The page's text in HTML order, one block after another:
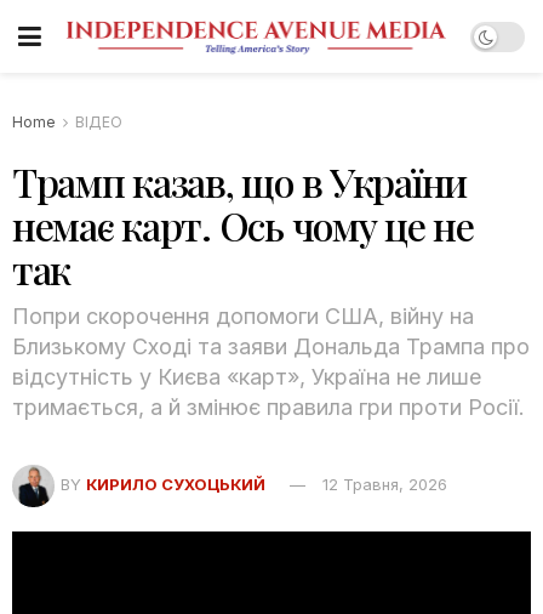
Home ВІДЕО
Трамп казав, що в України
немає карт. Ось чому це не
так
Попри скорочення допомоги США, війну на
Близькому Сході та заяви Дональда Трампа про
відсутність у Києва «карт», Україна не лише
тримається, а й змінює правила гри проти Росії.
BY КИРИЛО СУХОЦЬКИЙ 12 Травня, 2026